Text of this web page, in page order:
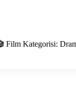
Film Kategorisi: